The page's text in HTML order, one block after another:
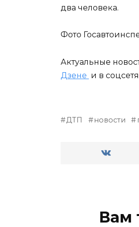
два человека.
Фото
Актуальные
Дзене и в
ДТП новости
Вам